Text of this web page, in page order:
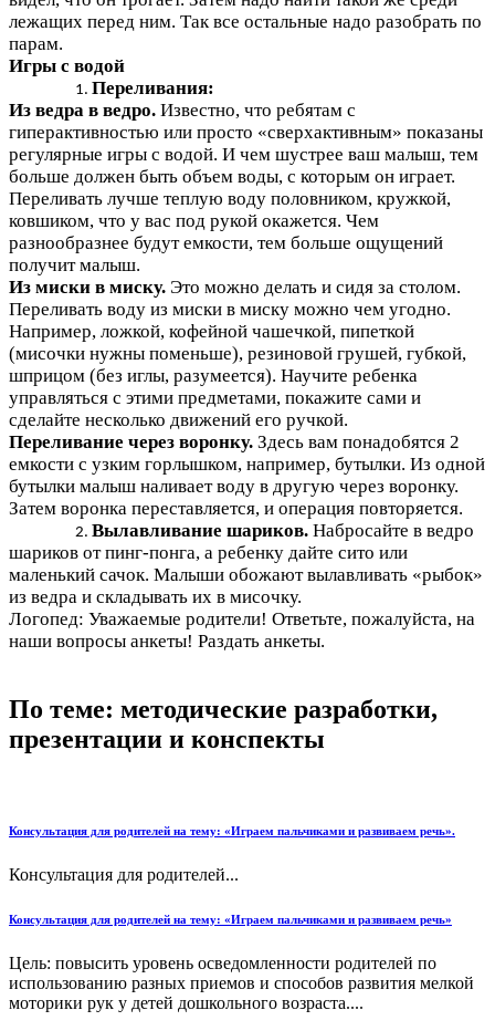
лежащих перед ним. Так все остальные надо разобрать по
парам.
Игры с водой
Переливания:
Из ведра в ведро. Известно, что ребятам с
гиперактивностью или просто «сверхактивным» показаны
регулярные игры с водой. И чем шустрее ваш малыш, тем
больше должен быть объем воды, с которым он играет.
Переливать лучше теплую воду половником, кружкой,
ковшиком, что у вас под рукой окажется. Чем
разнообразнее будут емкости, тем больше ощущений
получит малыш.
Из миски в миску. Это можно делать и сидя за столом.
Переливать воду из миски в миску можно чем угодно.
Например, ложкой, кофейной чашечкой, пипеткой
(мисочки нужны поменьше), резиновой грушей, губкой,
шприцом (без иглы, разумеется). Научите ребенка
управляться с этими предметами, покажите сами и
сделайте несколько движений его ручкой.
Переливание через воронку. Здесь вам понадобятся 2
емкости с узким горлышком, например, бутылки. Из одной
бутылки малыш наливает воду в другую через воронку.
Затем воронка переставляется, и операция повторяется.
Вылавливание шариков. Набросайте в ведро
шариков от пинг-понга, а ребенку дайте сито или
маленький сачок. Малыши обожают вылавливать «рыбок»
из ведра и складывать их в мисочку.
Логопед: Уважаемые родители! Ответьте, пожалуйста, на
наши вопросы анкеты! Раздать анкеты.
По теме: методические разработки,
презентации и конспекты
Консультация для родителей на тему: «Играем пальчиками и развиваем речь».
Консультация для родителей...
Консультация для родителей на тему: «Играем пальчиками и развиваем речь»
Цель: повысить уровень осведомленности родителей по
использованию разных приемов и способов развития мелкой
моторики рук у детей дошкольного возраста....